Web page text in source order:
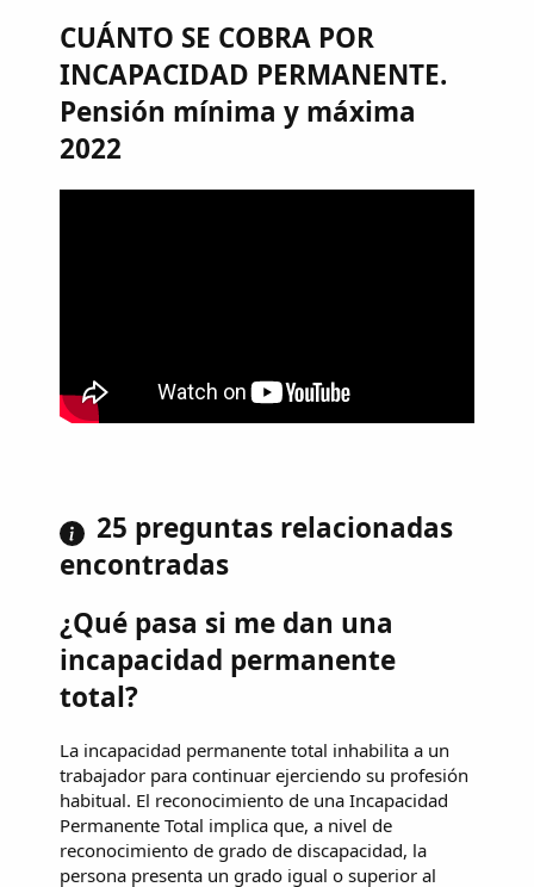
CUÁNTO SE COBRA POR
INCAPACIDAD PERMANENTE.
Pensión mínima y máxima
2022
25 preguntas relacionadas
encontradas
¿Qué pasa si me dan una
incapacidad permanente
total?
La incapacidad permanente total inhabilita a un
trabajador para continuar ejerciendo su profesión
habitual. El reconocimiento de una Incapacidad
Permanente Total implica que, a nivel de
reconocimiento de grado de discapacidad, la
persona presenta un grado igual o superior al